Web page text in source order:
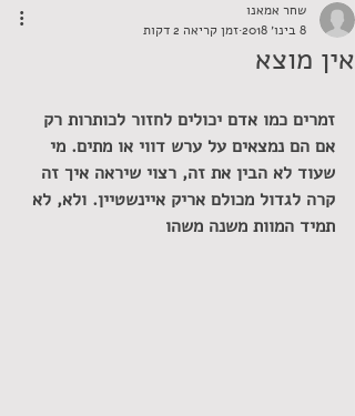
אין מוצא
שחר אמאנו
8 בינו׳ 2018
זמן קריאה 2 דקות
זמרים כמו אדם יכולים לחזור לכותרות רק
אם הם נמצאים על ערש דווי או מתים. מי
שעוד לא הבין את זה, רצוי שיראה איך זה
קרה לגדול מכולם אריק איינשטיין. ולא, לא
תמיד המוות משנה משהו